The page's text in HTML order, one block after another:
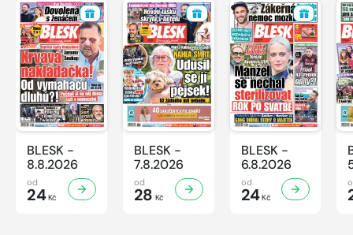
BLESK -
8.8.2026
od
24Kč
BLESK -
7.8.2026
od
28 Kč
BLESK -
6.8.2026
od
24Kč